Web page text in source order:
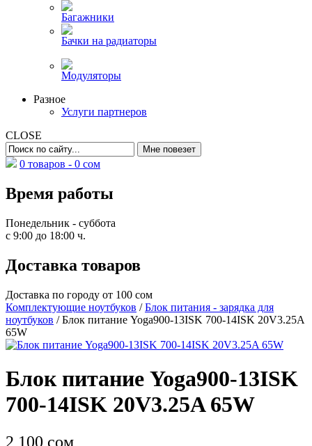
Багажники
Бачки на радиаторы
Модуляторы
Разное
Услуги партнеров
CLOSE
0 товаров - 0 сом
Время работы
Понедельник - суббота
с 9:00 до 18:00 ч.
Доставка товаров
Доставка по городу от 100 сом
Комплектующие ноутбуков /Блок питания - зарядка для
ноутбуков / Блок питание Yoga900-13ISK 700-14ISK 20V3.25A
65W
Блок питание Yoga900-13ISK
700-14ISK 20V3.25A 65W
2 100 сом